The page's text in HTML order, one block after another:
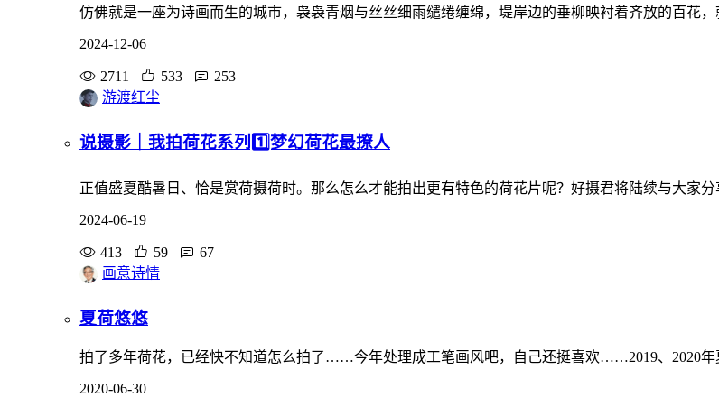
仿佛就是一座为诗画而生的城市，袅袅青烟与丝丝细雨缱绻缠绵，堤岸边的垂柳映衬着齐放的百花
2024-12-06
2711 533
253
游渡红尘
说摄影｜我拍荷花系列1️⃣梦幻荷花最撩人
正值盛夏酷暑日、恰是赏荷摄荷时。那么怎么才能拍出更有特色的荷花片呢？好摄君将陆续与大家
2024-06-19
413 59
67
画意诗情
夏荷悠悠
拍了多年荷花，已经快不知道怎么拍了……今年处理成工笔画风吧，自己还挺喜欢……2019、2020年
2020-06-30